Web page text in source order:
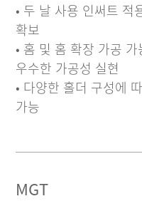
• 두 날 사용 인써트 적
확보
• 홈 및 홈 확장 가공
우수한 가공성 실현
• 다양한 홀더 구성에
가능
MGT